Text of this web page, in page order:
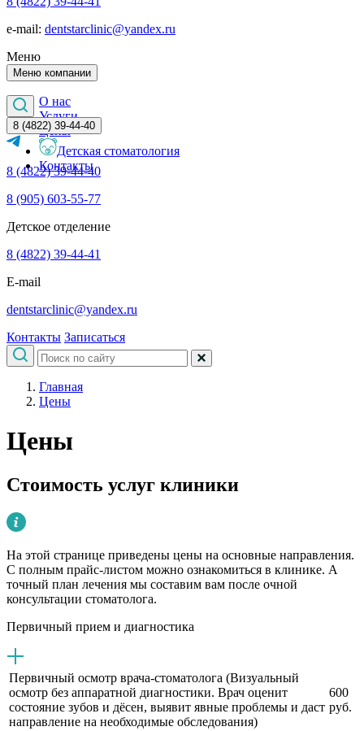
е-mail: dentstarclinic@yandex.ru
Меню
Меню компании
О нас
Услуги
Цены
Детская стоматология
Контакты
8 (4822) 39-44-40
8 (4822) 39-44-40
8 (905) 603-55-77
Детское отделение
8 (4822) 39-44-41
E-mail
dentstarclinic@yandex.ru
Контакты Записаться
Главная
Цены
Цены
Стоимость услуг клиники
На этой странице приведены цены на основные направления.
С полным прайс-листом можно ознакомиться в клинике. А
точный план лечения мы составим вам после очной
консультации стоматолога.
Первичный прием и диагностика
Первичный осмотр врача-стоматолога (Визуальный
осмотр без аппаратной диагностики. Врач оценит
состояние зубов и дёсен, выявит явные проблемы и даст
направление на необходимые обследования)
600
руб.